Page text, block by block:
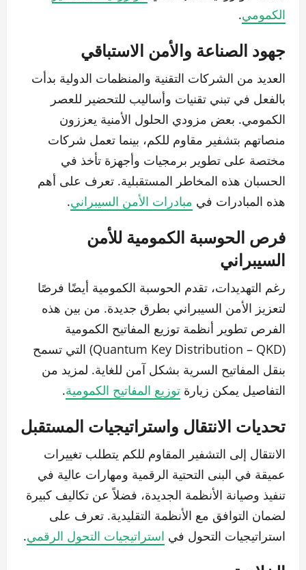
الكمومي.
جهود الصناعة والأمن الاستباقي
العديد من الشركات التقنية والمنظمات الدولية بدأت
بالفعل في تبني تقنيات وأساليب للتحضير للعصر
الكمومي. بعض مزودي الحلول الأمنية يعززون
منصاتهم بتشفير مقاوم للكم، بينما تعمل شركات
مختصة على تطوير برمجيات وأجهزة تأخذ في
الحسبان هذه المخاطر المستقبلية. تعرف على أهم
هذه المبادرات في مبادرات الأمن السيبراني.
فرص الحوسبة الكمومية للأمن
السيبراني
رغم التهديدات، تقدم الحوسبة الكمومية أيضًا فرصًا
لتعزيز الأمن السيبراني بطرق جديدة. من بين هذه
الفرص تطوير أنظمة توزيع المفاتيح الكمومية
(Quantum Key Distribution – QKD) التي تسمح
بنقل المفاتيح السرية بشكل آمن للغاية. لمزيد من
التفاصيل يمكن زيارة توزيع المفاتيح الكمومية.
تحديات الانتقال واستراتيجيات المستقبل
الانتقال إلى التشفير المقاوم للكم يتطلب تغييرات
عميقة في البنى التحتية الرقمية ومهارات عالية في
تنفيذ وصيانة الأنظمة الجديدة، فضلاً عن تكاليف كبيرة
لضمان التوافق مع الأنظمة التقليدية. تعرف على
استراتيجيات التحول في استراتيجيات التحول الرقمي.